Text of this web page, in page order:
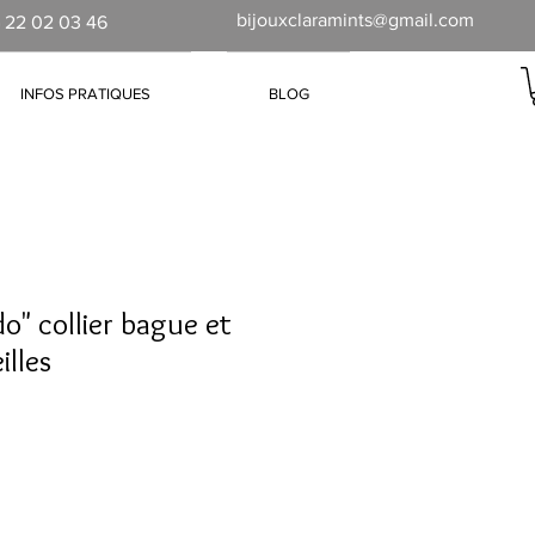
22 02 03 46 bijouxclaramints@gmail.com
INFOS PRATIQUES BLOG
collier bague et